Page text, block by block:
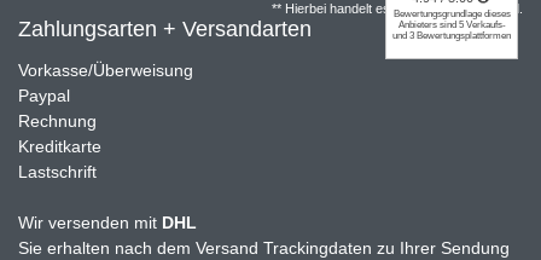
** Hierbei handelt es sich um ein Pflichtfeld.
Zahlungsarten + Versandarten
Vorkasse/Überweisung
Paypal
Rechnung
Kreditkarte
Lastschrift
Wir versenden mit DHL
Sie erhalten nach dem Versand Trackingdaten zu Ihrer Sendung